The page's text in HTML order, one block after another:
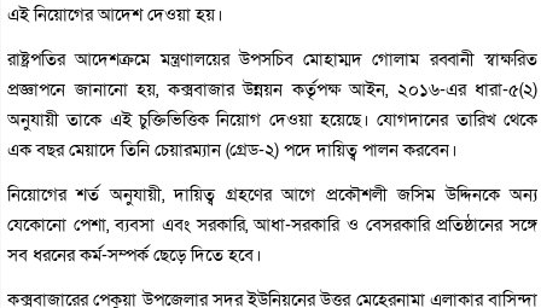
এই নিয়োগের আদেশ দেওয়া হয়।
রাষ্ট্রপতির আদেশক্রমে মন্ত্রণালয়ের উপসচিব মোহাম্মদ গোলাম রব্বানী স্বাক্ষরিত
প্রজ্ঞাপনে জানানো হয়, কক্সবাজার উন্নয়ন কর্তৃপক্ষ আইন, ২০১৬-এর ধারা-৫(২)
অনুযায়ী তাকে এই চুক্তিভিত্তিক নিয়োগ দেওয়া হয়েছে। যোগদানের তারিখ থেকে
এক বছর মেয়াদে তিনি চেয়ারম্যান (গ্রেড-২) পদে দায়িত্ব পালন করবেন।
নিয়োগের শর্ত অনুযায়ী, দায়িত্ব গ্রহণের আগে প্রকৌশলী জসিম উদ্দিনকে অন্য
যেকোনো পেশা, ব্যবসা এবং সরকারি, আধা-সরকারি ও বেসরকারি প্রতিষ্ঠানের সঙ্গে
সব ধরনের কর্ম-সম্পর্ক ছেড়ে দিতে হবে।
কক্সবাজারের পেকুয়া উপজেলার সদর ইউনিয়নের উত্তর মেহেরনামা এলাকার বাসিন্দা